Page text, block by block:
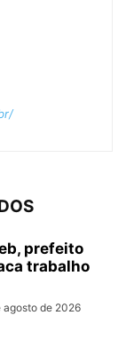
prefeito
trabalho
agosto de 2026